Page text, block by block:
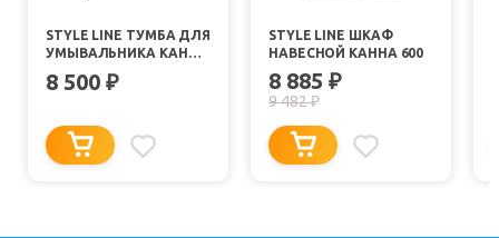
STYLE LINE ТУМБА ДЛЯ
УМЫВАЛЬНИКА КАННА
8 500 ₽
STYLE LINE ШКАФ
НАВЕСНОЙ КАННА 600
8 885 ₽
9 482₽